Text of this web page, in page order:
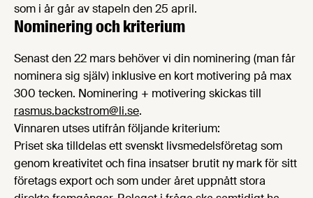
som i år går av stapeln den 25 april.
Nominering och kriterium
Senast den 22 mars behöver vi din nominering (man får
nominera sig själv) inklusive en kort motivering på max
300 tecken. Nominering + motivering skickas till
rasmus.backstrom@li.se.
Vinnaren utses utifrån följande kriterium:
Priset ska tilldelas ett svenskt livsmedelsföretag som
genom kreativitet och fina insatser brutit ny mark för sitt
företags export och som under året uppnått stora